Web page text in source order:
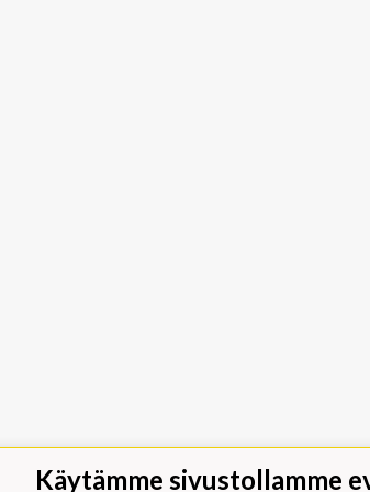
Lippumäki - Rauhalahdentie 66,
Käytämme sivustollamme